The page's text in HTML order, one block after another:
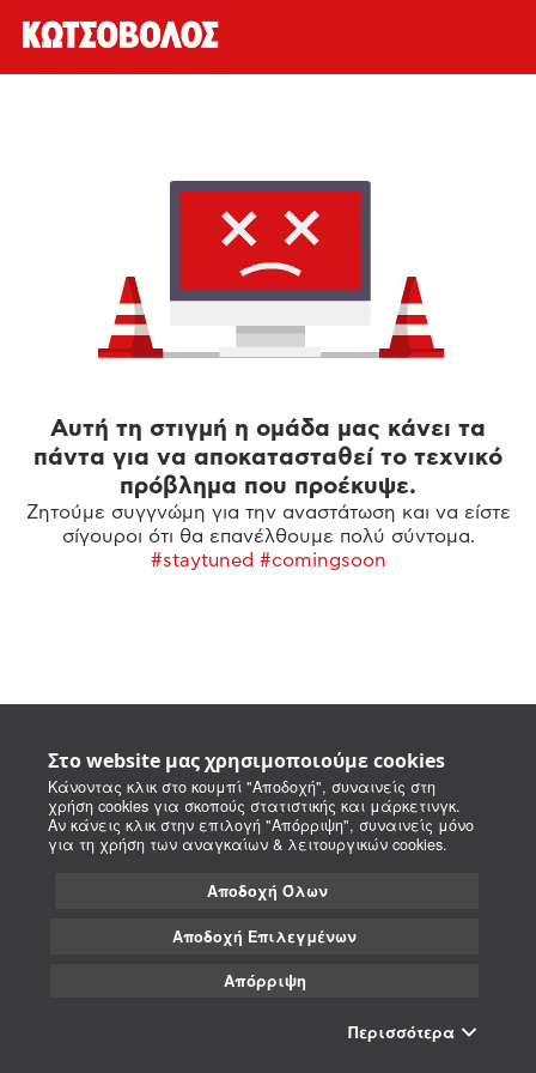
Στο website μας χρησιμοποιούμε cookies
Κάνοντας κλικ στο κουμπί "Αποδοχή", συναινείς στη
χρήση cookies για σκοπούς στατιστικής και μάρκετινγκ.
Αν κάνεις κλικ στην επιλογή "Απόρριψη", συναινείς μόνο
για τη χρήση των αναγκαίων & λειτουργικών cookies.
Αποδοχή Όλων
Αποδοχή Επιλεγμένων
Απόρριψη
Περισσότερα
Αυτή τη στιγμή η ομάδα μας κάνει τα
πάντα για να αποκατασταθεί το τεχνικό
πρόβλημα που προέκυψε.
Ζητούμε συγγνώμη για την αναστάτωση και να είστε
σίγουροι ότι θα επανέλθουμε πολύ σύντομα.
#staytuned #comingsoon